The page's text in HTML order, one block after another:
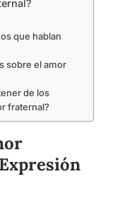
que hablan
sobre el amor
de los
fraternal?